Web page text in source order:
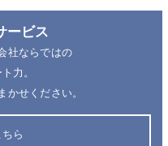
ービス
社ならではの
力。
かせください。
ら